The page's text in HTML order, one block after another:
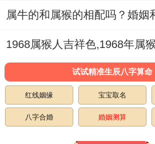
1968属猴人吉祥色,1968年属
试试精准生辰八字算命
红线姻缘 宝宝取名
八字合婚 婚姻测算